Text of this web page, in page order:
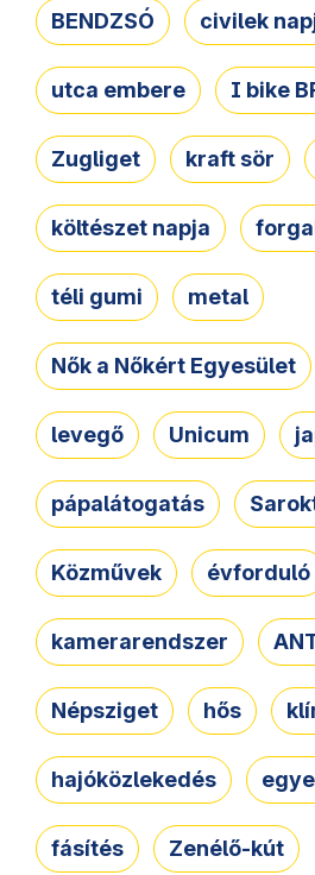
BENDZSÓ civilek
utca embere I bike
Zugliget kraft sör
költészet napja
téli gumi metal
Nők a Nőkért Egyesület
levegő Unicum
pápalátogatás
Közművek évforduló
kamerarendszer
Népsziget hős
hajóközlekedés
fásítés Zenélő-kút